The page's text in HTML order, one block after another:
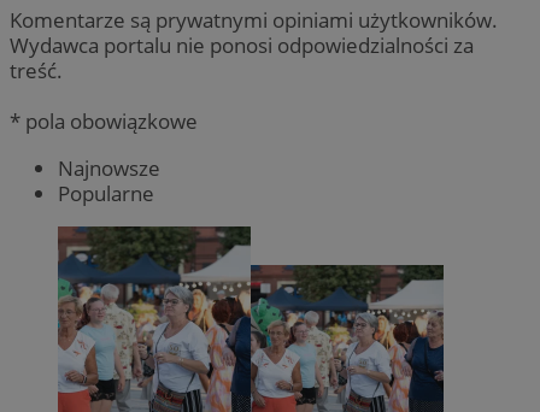
Komentarze są prywatnymi opiniami użytkowników.
Wydawca portalu nie ponosi odpowiedzialności za
treść.
* pola obowiązkowe
Najnowsze
Popularne